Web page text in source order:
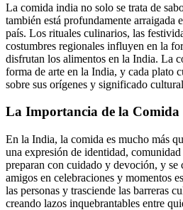
La comida india no solo se trata de
también está profundamente arraigada
país. Los rituales culinarios, las
costumbres regionales influyen en la
disfrutan los alimentos en la India. La
forma de arte en la India, y cada plato
sobre sus orígenes y significado
La Importancia de la Comida
En la India, la comida es mucho más
una expresión de identidad,
preparan con cuidado y devoción, y
amigos en celebraciones y momentos
las personas y trasciende las barreras
creando lazos inquebrantables entre